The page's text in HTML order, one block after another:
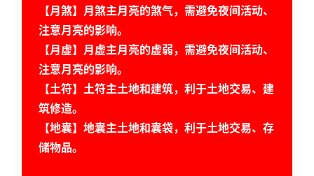
【月煞】月煞主月亮的煞气，需避免夜间活动、
注意月亮的影响。
【月虚】月虚主月亮的虚弱，需避免夜间活动、
注意月亮的影响。
【土符】土符主土地和建筑，利于土地交易、建
筑修造。
【地囊】地囊主土地和囊袋，利于土地交易、存
储物品。